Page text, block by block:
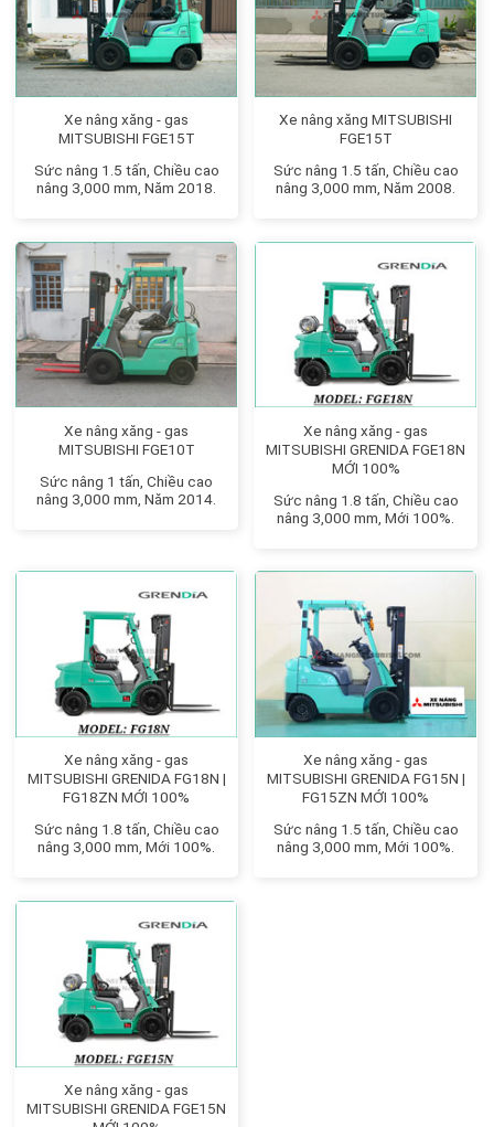
Xe nâng xăng - gas
MITSUBISHI FGE15T
Sức nâng 1.5 tấn, Chiều cao
nâng 3,000 mm, Năm 2018.
Xe nâng xăng MITSUBISHI
FGE15T
Sức nâng 1.5 tấn, Chiều cao
nâng 3,000 mm, Năm 2008.
Xe nâng xăng - gas
MITSUBISHI FGE10T
Sức nâng 1 tấn, Chiều cao
nâng 3,000 mm, Năm 2014.
Xe nâng xăng - gas
MITSUBISHI GRENIDA FGE18N
MỚI 100%
Sức nâng 1.8 tấn, Chiều cao
nâng 3,000 mm, Mới 100%.
Xe nâng xăng - gas
MITSUBISHI GRENIDA FG18N |
FG18ZN MỚI 100%
Sức nâng 1.8 tấn, Chiều cao
nâng 3,000 mm, Mới 100%.
Xe nâng xăng - gas
MITSUBISHI GRENIDA FG15N |
FG15ZN MỚI 100%
Sức nâng 1.5 tấn, Chiều cao
nâng 3,000 mm, Mới 100%.
Xe nâng xăng - gas
MITSUBISHI GRENIDA FGE15N